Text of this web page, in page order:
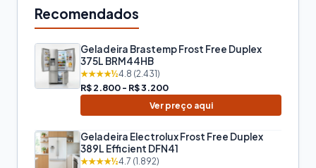
Recomendados
Geladeira Brastemp Frost Free Duplex
375L BRM44HB
★★★★½4.8 (2.431)
R$ 2.800 - R$ 3.200
Ver preço aqui
Geladeira Electrolux Frost Free Duplex
389L Efficient DFN41
★★★★½4.7 (1.892)